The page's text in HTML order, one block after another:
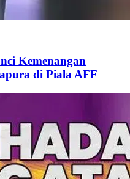
Kemenangan
di Piala AFF